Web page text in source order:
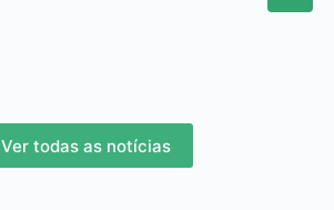
Ver todas as notícias